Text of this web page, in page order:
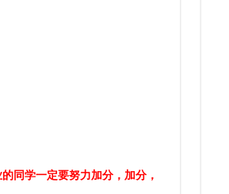
同学一定要努力加分，加分，